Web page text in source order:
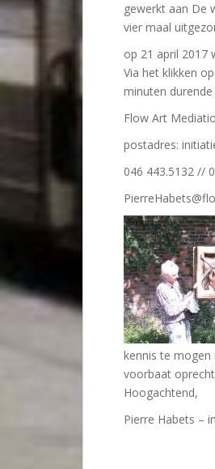
gewerkt aan De
vier maal
op 21 april 2017
Via het klikken
minuten
Flow Art
postadres:
046 443.5132 //
kennis te
voorbaat
Hoogachtend,
Pierre Habets –